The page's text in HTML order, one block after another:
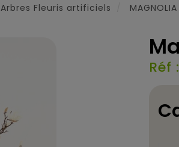
Arbres Fleuris artificiels MAGNOLIA
Réf